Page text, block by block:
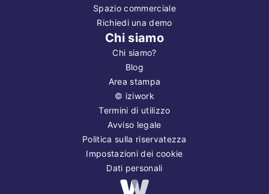
Spazio commerciale
Richiedi una demo
Chi siamo
Chi siamo?
Blog
Area stampa
© iziwork
Termini di utilizzo
Avviso legale
Politica sulla riservatezza
Impostazioni dei cookie
Dati personali